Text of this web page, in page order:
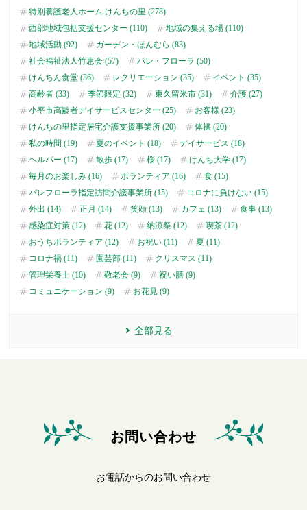
特別養護老人ホーム けんちの里 (278)
西部地域包括支援センター (110)
地域の集える場 (110)
地域活動 (92)
ガーデン・ほんむら (83)
社会福祉法人竹恵会 (57)
パレ・フローラ (50)
けんちん食堂 (36)
レクリエーション (35)
イベント (35)
高齢者 (33)
季節限定 (32) 東久留米市 (31)
介護 (27)
小平市高齢者デイサービスセンター (25)
お客様 (23)
けんちの里指定居宅介護支援事業所 (20)
体操 (20)
私の時間 (19)
夏のイベント (18)
デイサービス (18)
ヘルパー (17)
散歩 (17) 桜 (17)
けんち大学 (17)
毎月のお楽しみ (16)
ボランティア (16)
食 (15)
パレフローラ指定訪問介護事業所 (15)
コロナに負けない (15)
外出 (14)
正月 (14) 笑顔 (13) カフェ (13)
食事 (13)
感染症対策 (12)
花 (12) 納涼祭 (12)
喫茶 (12)
おうちボランティア (12)
お祝い (11)
夏 (11)
コロナ禍 (11)
園芸部 (11)
クリスマス (11)
管理栄養士 (10)
敬老会 (9)
祝い膳 (9)
コミュニケーション (9)
お花見 (9)
全部見る
お問い合わせ
お電話からのお問い合わせ